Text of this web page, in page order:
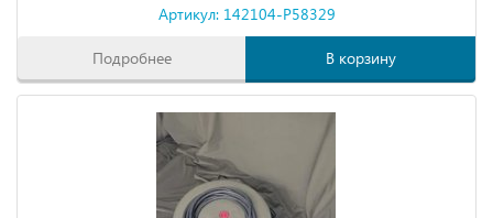
Артикул: 142104-P58329
Подробнее В корзину